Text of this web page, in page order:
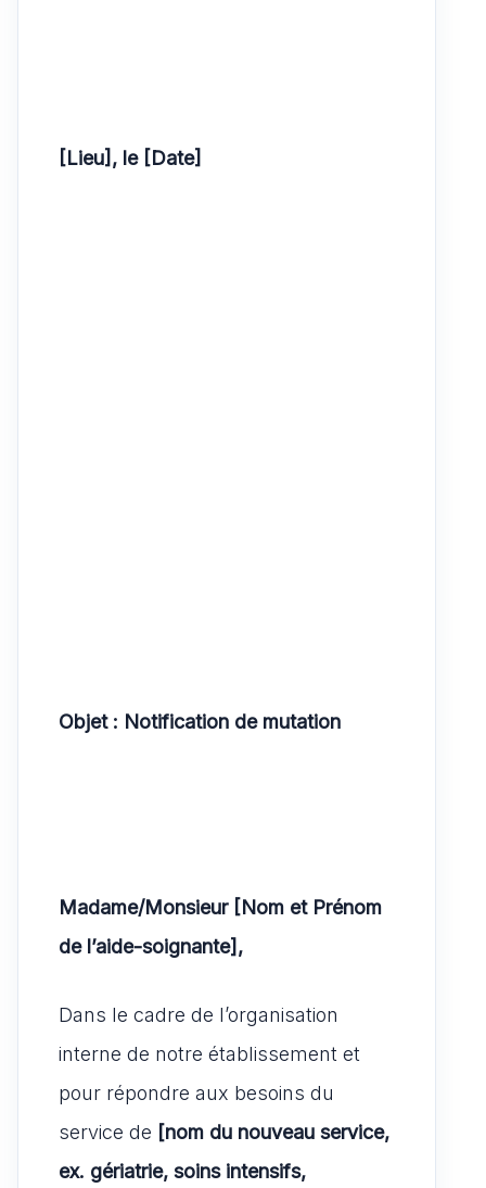
[Lieu], le [Date]
Objet : Notification de mutation
Madame/Monsieur [Nom et Prénom
de l’aide-soignante],
Dans le cadre de l’organisation
interne de notre établissement et
pour répondre aux besoins du
service de [nom du nouveau service,
ex. gériatrie, soins intensifs,